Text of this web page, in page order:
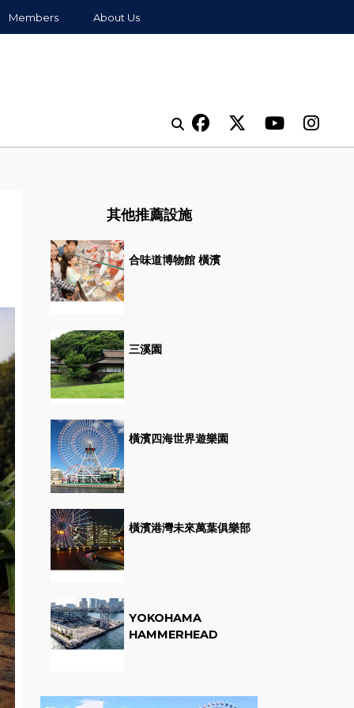
Members About Us
其他推薦設施
合味道博物館 橫濱
三溪園
橫濱四海世界遊樂園
橫濱港灣未來萬葉俱樂部
YOKOHAMA
HAMMERHEAD